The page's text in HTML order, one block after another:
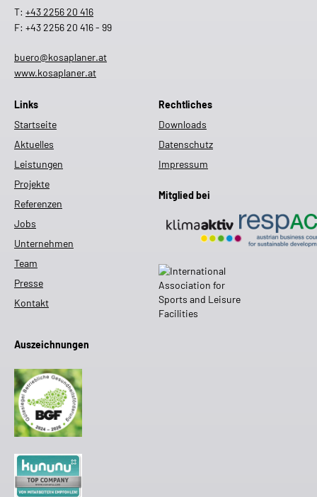
T: +43 2256 20 416
F: +43 2256 20 416 - 99
buero@kosaplaner.at
www.kosaplaner.at
Links
Startseite
Aktuelles
Leistungen
Projekte
Referenzen
Jobs
Unternehmen
Team
Presse
Kontakt
Rechtliches
Downloads
Datenschutz
Impressum
Mitglied bei
Auszeichnungen